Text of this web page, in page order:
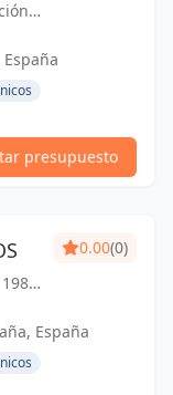
presupuesto
0.00(0)
España